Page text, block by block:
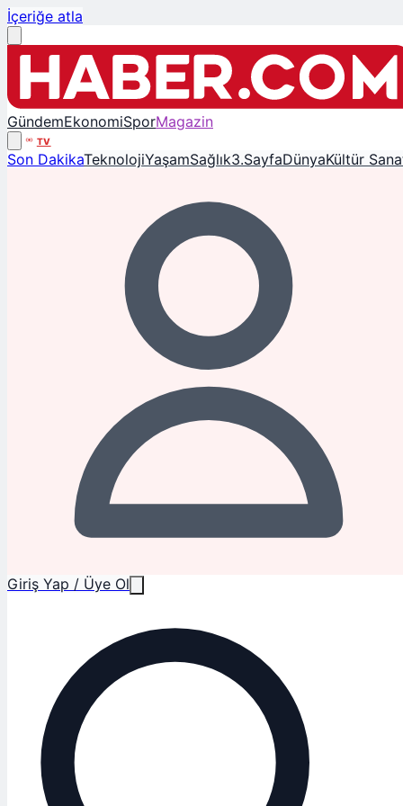
İçeriğe atla
GündemEkonomiSporMagazin
TV
Son DakikaTeknolojiYaşamSağlık3.SayfaDünyaKültür
Giriş Yap / Üye Ol